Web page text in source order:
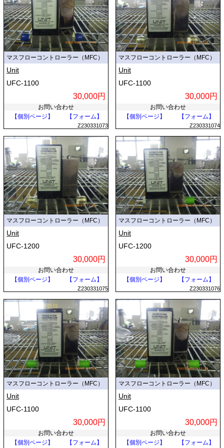
マスフローコントローラー（MFC）
Unit
UFC-1100
30,000円
お問い合わせ
【個別ページ】
【フォーム】
Z230331073
マスフローコントローラー（MFC）
Unit
UFC-1100
30,000円
お問い合わせ
【個別ページ】
【フォーム】
Z230331074
マスフローコントローラー（MFC）
Unit
UFC-1200
30,000円
お問い合わせ
【個別ページ】
【フォーム】
Z230331075
マスフローコントローラー（MFC）
Unit
UFC-1200
30,000円
お問い合わせ
【個別ページ】
【フォーム】
Z230331076
マスフローコントローラー（MFC）
Unit
UFC-1100
30,000円
お問い合わせ
【個別ページ】
【フォーム】
マスフローコントローラー（MFC）
Unit
UFC-1100
30,000円
お問い合わせ
【個別ページ】
【フォーム】